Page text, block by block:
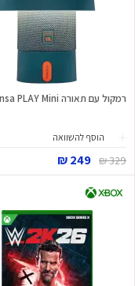
רמקול עם תאורה Sensa PLAY Mini
הוסף להשוואה
329 ₪
249 ₪